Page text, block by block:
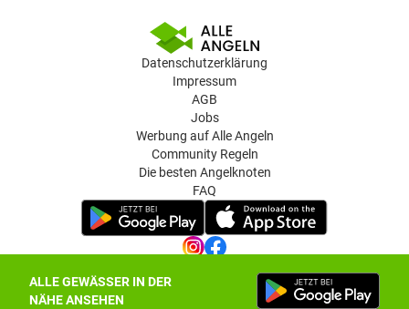
ALLE GEWÄSSER IN DER
NÄHE ANSEHEN
Datenschutzerklärung
Impressum
AGB
Jobs
Werbung auf Alle Angeln
Community Regeln
Die besten Angelknoten
FAQ
Datenschutz-Einstellungen